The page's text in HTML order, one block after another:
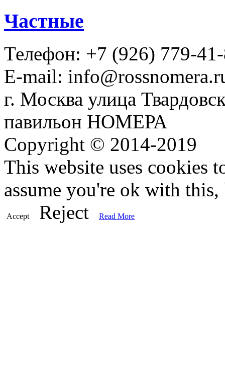
Частные
Телефон: +7 (926) 779-
E-mail:
г. Москва улица
павильон НОМЕРА
Copyright © 2014-2019
This website uses cookies
assume you're ok with
Accept Reject Read More